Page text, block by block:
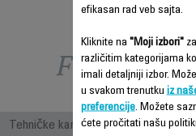
Funkcije –
Tehničke karakteristike
efikasan rad veb sajta.
Kliknite na "Moji izbori"
različitim kategorijama
imali detaljniji izbor.
u svakom trenutku iz
preferencije. Možete
ćete pročitati našu